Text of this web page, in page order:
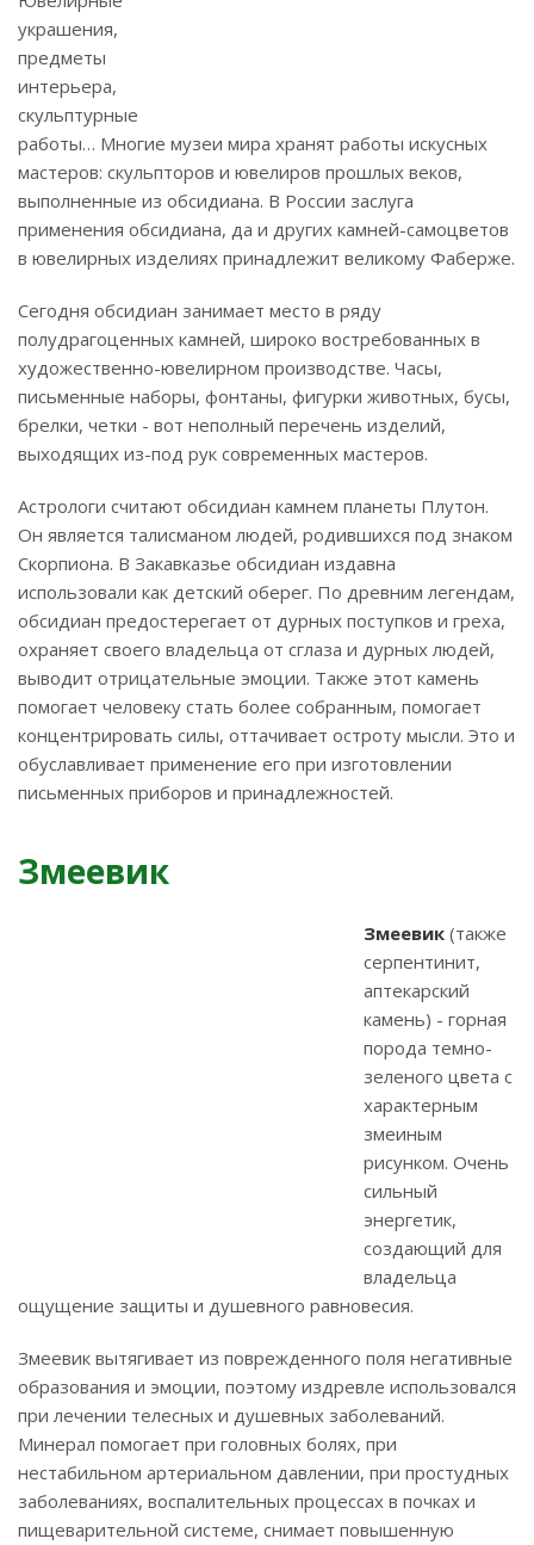
украшения,
предметы
интерьера,
скульптурные
работы… Многие музеи мира хранят работы искусных
мастеров: скульпторов и ювелиров прошлых веков,
выполненные из обсидиана. В России заслуга
применения обсидиана, да и других камней-самоцветов
в ювелирных изделиях принадлежит великому Фаберже.
Сегодня обсидиан занимает место в ряду
полудрагоценных камней, широко востребованных в
художественно-ювелирном производстве. Часы,
письменные наборы, фонтаны, фигурки животных, бусы,
брелки, четки - вот неполный перечень изделий,
выходящих из-под рук современных мастеров.
Астрологи считают обсидиан камнем планеты Плутон.
Он является талисманом людей, родившихся под знаком
Скорпиона. В Закавказье обсидиан издавна
использовали как детский оберег. По древним легендам,
обсидиан предостерегает от дурных поступков и греха,
охраняет своего владельца от сглаза и дурных людей,
выводит отрицательные эмоции. Также этот камень
помогает человеку стать более собранным, помогает
концентрировать силы, оттачивает остроту мысли. Это и
обуславливает применение его при изготовлении
письменных приборов и принадлежностей.
Змеевик
Змеевик (также
серпентинит,
аптекарский
камень) - горная
порода темно-
зеленого цвета с
характерным
змеиным
рисунком. Очень
сильный
энергетик,
создающий для
владельца
ощущение защиты и душевного равновесия.
Змеевик вытягивает из поврежденного поля негативные
образования и эмоции, поэтому издревле использовался
при лечении телесных и душевных заболеваний.
Минерал помогает при головных болях, при
нестабильном артериальном давлении, при простудных
заболеваниях, воспалительных процессах в почках и
пищеварительной системе, снимает повышенную